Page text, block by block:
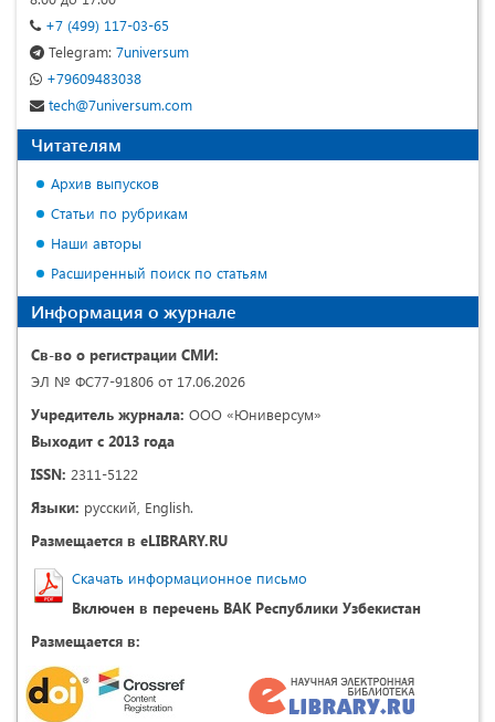
+7 (499) 117-03-65
Telegram: 7universum
+79609483038
tech@7universum.com
Читателям
Архив выпусков
Статьи по рубрикам
Наши авторы
Расширенный поиск по статьям
Информация о журнале
Св-во о регистрации СМИ:
ЭЛ № ФС77-91806 от 17.06.2026
Учредитель журнала: ООО «Юниверсум»
Выходит с 2013 года
ISSN: 2311-5122
Языки: русский, English.
Размещается в eLIBRARY.RU
Скачать информационное письмо
Включен в перечень ВАК Республики Узбекистан
Размещается в: